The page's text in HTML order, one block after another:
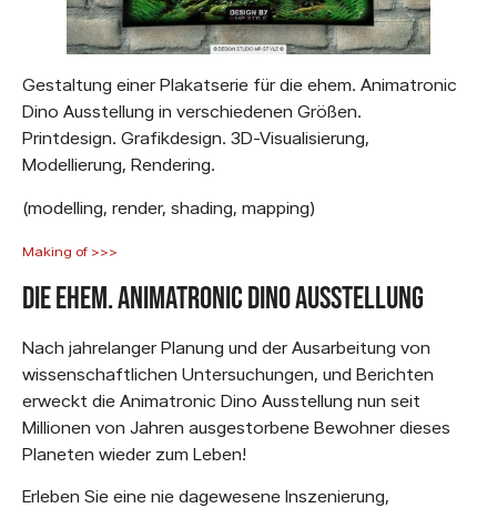
Gestaltung einer Plakatserie für die ehem. Animatronic
Dino Ausstellung in verschiedenen Größen.
Printdesign. Grafikdesign. 3D-Visualisierung,
Modellierung, Rendering.
(modelling, render, shading, mapping)
Making of >>>
Die ehem. Animatronic Dino Ausstellung
Nach jahrelanger Planung und der Ausarbeitung von
wissenschaftlichen Untersuchungen, und Berichten
erweckt die Animatronic Dino Ausstellung nun seit
Millionen von Jahren ausgestorbene Bewohner dieses
Planeten wieder zum Leben!
Erleben Sie eine nie dagewesene Inszenierung,